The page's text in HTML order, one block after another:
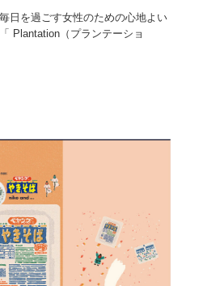
日を過ごす女性のための心地よい
Plantation（プランテーショ